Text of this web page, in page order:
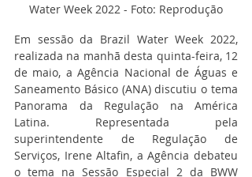
Water Week 2022 - Foto: Reprodução
Em sessão da Brazil Water Week 2022,
realizada na manhã desta quinta-feira, 12
de maio, a Agência Nacional de Águas e
Saneamento Básico (ANA) discutiu o tema
Panorama da Regulação na América
Latina. Representada pela
superintendente de Regulação de
Serviços, Irene Altafin, a Agência debateu
o tema na Sessão Especial 2 da BWW